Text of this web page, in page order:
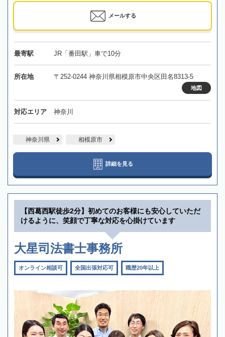
メールする
最寄駅 JR「番田駅」車で10分
所在地 〒252-0244 神奈川県相模原市中央区田名8313-5
地図
対応エリア 神奈川
神奈川県 相模原市
詳細を見る
【西葛西駅徒歩2分】初めてのお客様にも安心していただ
けるように、笑顔で丁寧な対応を心掛けています
大星司法書士事務所
オンライン相談可 全国出張対応可 職歴20年以上